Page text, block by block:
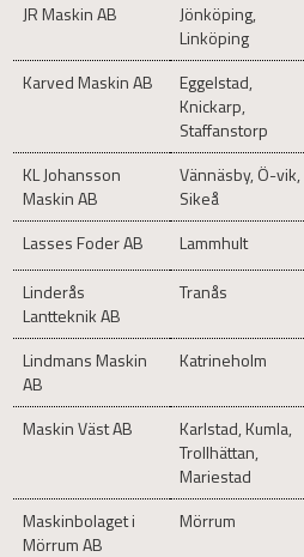
JR Maskin AB
Jönköping,
Linköping
Karved Maskin AB
Eggelstad,
Knickarp,
Staffanstorp
KL Johansson
Maskin AB
Vännäsby, Ö-vik,
Sikeå
Lasses Foder AB Lammhult
Linderås
Lantteknik AB
Tranås
Lindmans Maskin
AB
Katrineholm
Maskin Väst AB
Karlstad, Kumla,
Trollhättan,
Mariestad
Maskinbolaget i
Mörrum AB
Mörrum